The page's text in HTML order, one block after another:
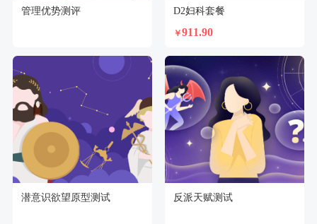
管理优势测评 D2妇科套餐
￥911.90
潜意识欲望原型测试 反派天赋测试